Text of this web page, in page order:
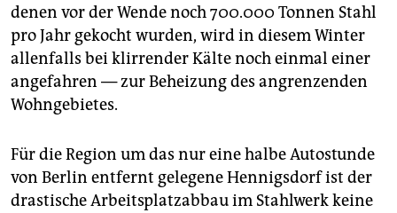
denen vor der Wende noch 700.000 Tonnen Stahl
pro Jahr gekocht wurden, wird in diesem Winter
allenfalls bei klirrender Kälte noch einmal einer
angefahren — zur Beheizung des angrenzenden
Wohngebietes.
Für die Region um das nur eine halbe Autostunde
von Berlin entfernt gelegene Hennigsdorf ist der
drastische Arbeitsplatzabbau im Stahlwerk keine